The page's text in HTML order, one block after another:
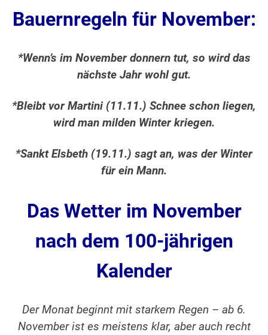
Bauernregeln für November:
*Wenn’s im November donnern tut, so wird das
nächste Jahr wohl gut.
*Bleibt vor Martini (11.11.) Schnee schon liegen,
wird man milden Winter kriegen.
*Sankt Elsbeth (19.11.) sagt an, was der Winter
für ein Mann.
Das Wetter im November
nach dem 100-jährigen
Kalender
Der Monat beginnt mit starkem Regen – ab 6.
November ist es meistens klar, aber auch recht